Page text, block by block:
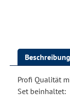
Beschreibung
Profi Qualität
Set beinhaltet: